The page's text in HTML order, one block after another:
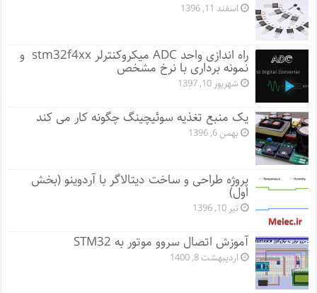
اسفند 11, 1396
راه اندازی واحد ADC میکروکنترلر stm32f4xx و
نمونه برداری با نرخ مشخص
شهریور 10, 1397
یک منبع تغذیه سوئیچینگ چگونه کار می کند
بهمن 6, 1396
پروژه طراحی و ساخت دیتالاگر با آردوینو (بخش
اول)
تیر 10, 1396
آموزش اتصال سروو موتور به STM32
اردیبهشت 8, 1400